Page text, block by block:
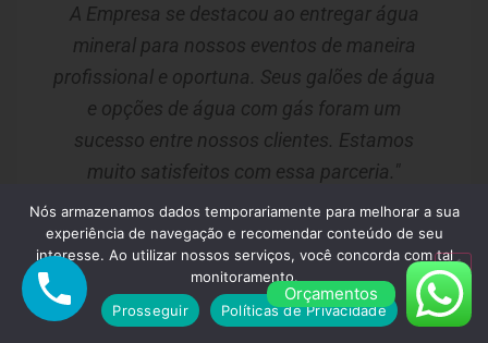
A Empresa se destacou ao entregar água
mineral para nossos eventos de maneira
profissional e oportuna. Seus galões de água
e opções de água com gás foram um
sucesso entre nossos clientes. Estamos
muito satisfeitos com essa parceria."
Lucas Oliveira
Guarulhos/SP
Orçamentos
Nós armazenamos dados temporariamente para melhorar a sua
experiência de navegação e recomendar conteúdo de seu
interesse. Ao utilizar nossos serviços, você concorda com tal
monitoramento.
Prosseguir
Políticas de Privacidade